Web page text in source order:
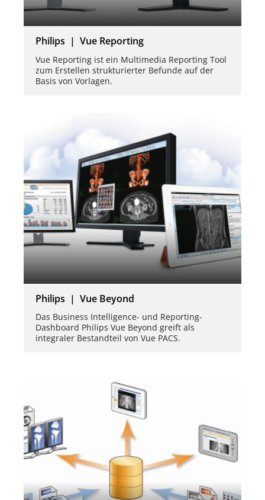
Philips | Vue Reporting
Vue Reporting ist ein Multimedia Reporting Tool
zum Erstellen strukturierter Befunde auf der
Basis von Vorlagen.
Philips | Vue Beyond
Das Business Intelligence- und Reporting-
Dashboard Philips Vue Beyond greift als
integraler Bestandteil von Vue PACS.